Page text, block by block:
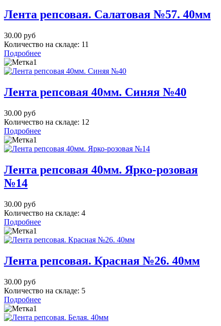
Лента репсовая. Салатовая №57. 40мм
30.00 руб
Количество на складе: 11
Подробнее
Лента репсовая 40мм. Синяя №40
30.00 руб
Количество на складе: 12
Подробнее
Лента репсовая 40мм. Ярко-розовая
№14
30.00 руб
Количество на складе: 4
Подробнее
Лента репсовая. Красная №26. 40мм
30.00 руб
Количество на складе: 5
Подробнее